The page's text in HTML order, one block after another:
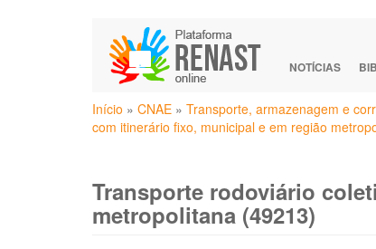
NOTÍCIAS
Você
está
Início » CNAE » Transporte, armazenagem e
com itinerário fixo, municipal e em região
Transporte rodoviário
metropolitana (49213)